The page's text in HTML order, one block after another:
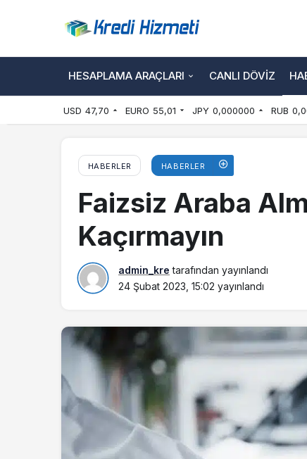
HESAPLAMA ARAÇLARI CANLI DÖVIZ
USD 47,70 EURO 55,01 JPY 0,000000 RUB
HABERLER HABERLER
Faizsiz Araba
Kaçırmayın
admin_kre tarafından yayınlandı
24 Şubat 2023, 15:02 yayınlandı